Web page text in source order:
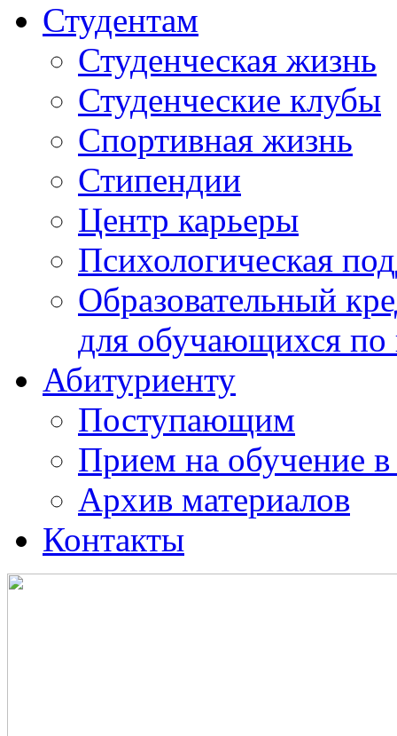
Студентам
Студенческая жизнь
Студенческие клубы
Спортивная жизнь
Стипендии
Центр карьеры
Психологическая
Образовательный
для обучающихся
Абитуриенту
Поступающим
Прием на обучение в
Архив материалов
Контакты